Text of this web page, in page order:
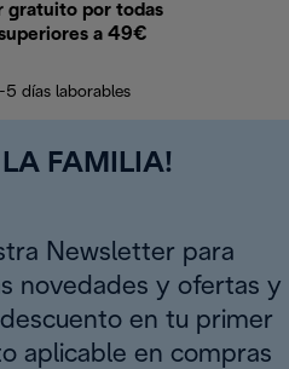
gratuito por todas
a 49€
5 días laborables
LA FAMILIA!
Newsletter para
novedades y ofertas y
en tu primer
aplicable en compras